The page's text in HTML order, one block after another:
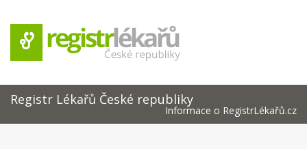
Registr Lékařů České republiky
Informace o RegistrLékařů.cz